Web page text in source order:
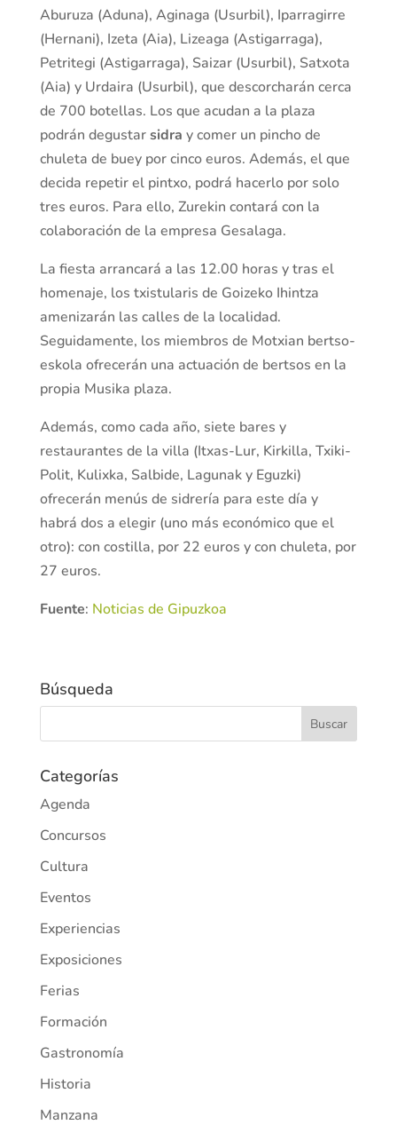
Aburuza (Aduna), Aginaga (Usurbil), Iparragirre
(Hernani), Izeta (Aia), Lizeaga (Astigarraga),
Petritegi (Astigarraga), Saizar (Usurbil), Satxota
(Aia) y Urdaira (Usurbil), que descorcharán cerca
de 700 botellas. Los que acudan a la plaza
podrán degustarsidra y comer un pincho de
chuleta de buey por cinco euros. Además, el que
decida repetir el pintxo, podrá hacerlo por solo
tres euros. Para ello, Zurekin contará con la
colaboración de la empresa Gesalaga.
La fiesta arrancará a las 12.00 horas y tras el
homenaje, los txistularis de Goizeko Ihintza
amenizarán las calles de la localidad.
Seguidamente, los miembros de Motxian bertso-
eskola ofrecerán una actuación de bertsos en la
propia Musika plaza.
Además, como cada año, siete bares y
restaurantes de la villa (Itxas-Lur, Kirkilla, Txiki-
Polit, Kulixka, Salbide, Lagunak y Eguzki)
ofrecerán menús de sidrería para este día y
habrá dos a elegir (uno más económico que el
otro): con costilla, por 22 euros y con chuleta, por
27 euros.
Fuente: Noticias de Gipuzkoa
Búsqueda
Categorías
Agenda
Concursos
Cultura
Eventos
Experiencias
Exposiciones
Ferias
Formación
Gastronomía
Historia
Manzana